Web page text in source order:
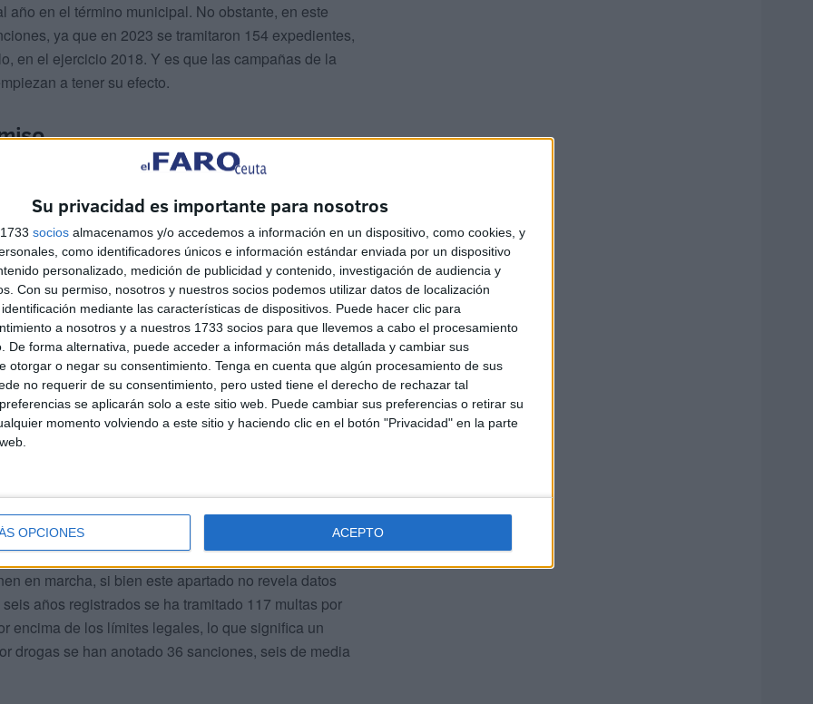
Su privacidad es importante para nosotros
socios almacenamos y/o accedemos a información en un dispositivo, como cookies, y
como identificadores únicos e información estándar enviada por un dispositivo
personalizado, medición de publicidad y contenido, investigación de audiencia y
Con su permiso, nosotros y nuestros socios podemos utilizar datos de localización
mediante las características de dispositivos. Puede hacer clic para
a nosotros y a nuestros 1733 socios para que llevemos a cabo el procesamiento
De forma alternativa, puede acceder a información más detallada y cambiar sus
otorgar o negar su consentimiento. Tenga en cuenta que algún procesamiento de sus
no requerir de su consentimiento, pero usted tiene el derecho de rechazar tal
se aplicarán solo a este sitio web. Puede cambiar sus preferencias o retirar su
momento volviendo a este sitio y haciendo clic en el botón "Privacidad" en la parte
OPCIONES ACEPTO
en el término municipal. No obstante, en este
ya que en 2023 se tramitaron 154 expedientes,
en el ejercicio 2018. Y es que las campañas de la
a tener su efecto.
conductores, en ocasiones porque carecen de
las autoridades al quedarse sin puntos. En Ceuta,
que se han formulado en los últimos seis años, con
no permiten realizar una radiografía exacta de cuál
ceutíes, ya que ha habido años en los que no se ha
la atención que en 2023 se multó a 341 vehículos
velocidad permitidos, mientras que en 2018 se
que preocupa a los responsables de la DGT y así
en marcha, si bien este apartado no revela datos
años registrados se ha tramitado 117 multas por
encima de los límites legales, lo que significa un
drogas se han anotado 36 sanciones, seis de media